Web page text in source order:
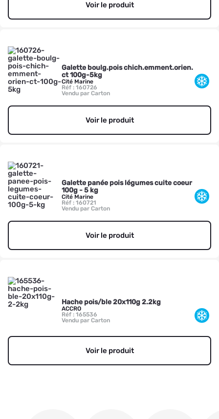
Voir le produit
Galette boulg.pois chich.emment.orien.
ct 100g-5kg
Cité Marine
Réf : 160726
Vendu par Carton
Voir le produit
Galette panée pois légumes cuite coeur
100g - 5 kg
Cité Marine
Réf : 160721
Vendu par Carton
Voir le produit
Hache pois/ble 20x110g 2.2kg
ACCRO
Réf : 165536
Vendu par Carton
Voir le produit